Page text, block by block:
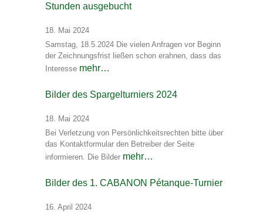
Stunden ausgebucht
18. Mai 2024
Samstag, 18.5.2024 Die vielen Anfragen vor Beginn
der Zeichnungsfrist ließen schon erahnen, dass das
Interesse mehr…
Bilder des Spargelturniers 2024
18. Mai 2024
Bei Verletzung von Persönlichkeitsrechten bitte über
das Kontaktformular den Betreiber der Seite
informieren. Die Bilder mehr…
Bilder des 1. CABANON Pétanque-Turnier
16. April 2024